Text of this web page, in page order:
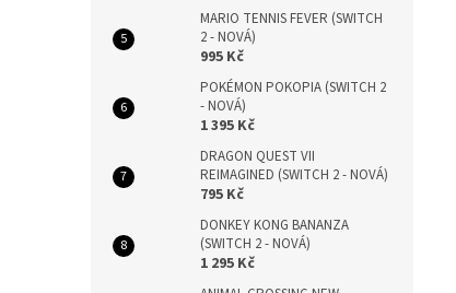
MARIO TENNIS FEVER (SWITCH
2 - NOVÁ)
995 Kč
POKÉMON POKOPIA (SWITCH 2
- NOVÁ)
1 395 Kč
DRAGON QUEST VII
REIMAGINED (SWITCH 2 - NOVÁ)
795 Kč
DONKEY KONG BANANZA
(SWITCH 2 - NOVÁ)
1 295 Kč